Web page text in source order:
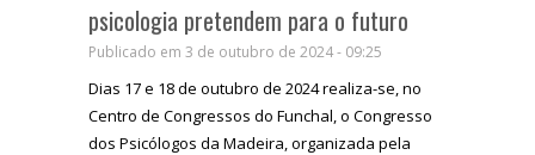
psicologia pretendem para o futuro
Publicado em 3 de outubro de 2024 - 09:25
Dias 17 e 18 de outubro de 2024 realiza-se, no
Centro de Congressos do Funchal, o Congresso
dos Psicólogos da Madeira, organizada pela